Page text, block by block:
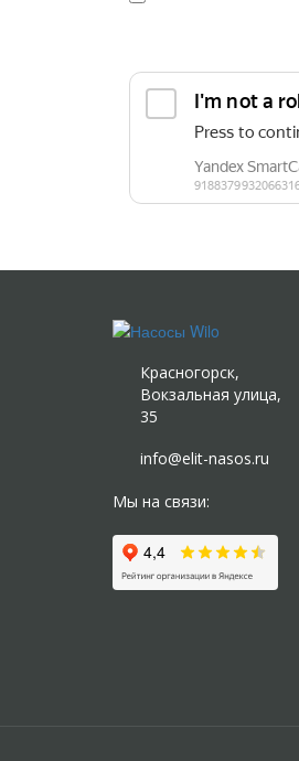
Красногорск,
Вокзальная улица,
35
info@elit-nasos.ru
Мы на связи: